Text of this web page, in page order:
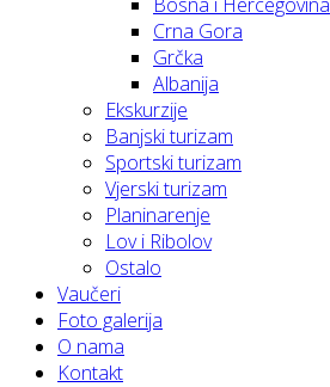
Crna Gora
Grčka
Albanija
Ekskurzije
Banjski turizam
Sportski turizam
Vjerski turizam
Planinarenje
Lov i Ribolov
Ostalo
Vaučeri
Foto galerija
O nama
Kontakt